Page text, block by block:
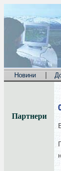
Новини |
Партнери